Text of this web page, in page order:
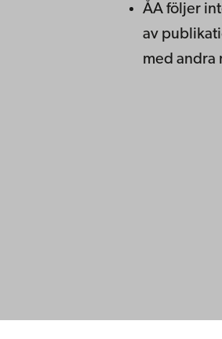
ÅA följer
av
med andra